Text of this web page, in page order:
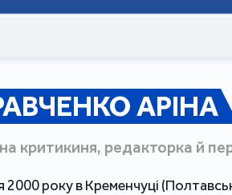
АРІНА
критикиня, редакторка й
року в Кременчуці